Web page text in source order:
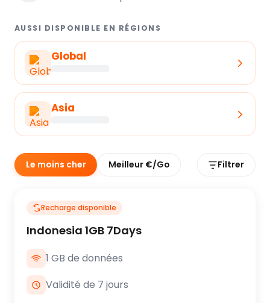
AUSSI DISPONIBLE EN RÉGIONS
Global
Asia
Le moins cher Meilleur €/Go Filtrer
Recharge disponible
Indonesia 1GB 7Days
1 GB de données
Validité de 7 jours